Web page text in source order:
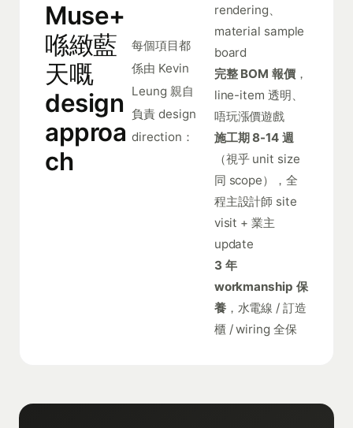
Muse+
喺緻藍
天嘅
design
approa
ch
每個項目都
係由 Kevin
Leung 親自
負責 design
direction：
rendering、
material sample
board
完整 BOM 報價，
line-item 透明、
唔玩漲價遊戲
施工期 8-14 週
（視乎 unit size
同 scope），全
程主設計師 site
visit + 業主
update
3 年
workmanship 保
養，水電線 / 訂造
櫃 / wiring 全保